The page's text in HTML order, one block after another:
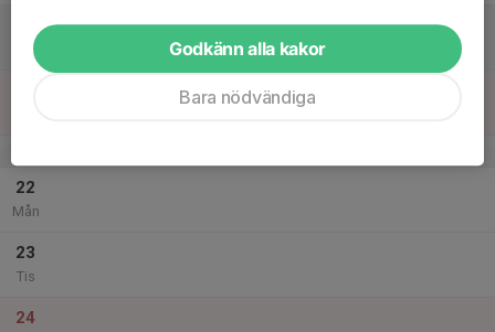
Lör
22
Mån
23
Tis
24
Godkänn alla kakor
Bara nödvändiga